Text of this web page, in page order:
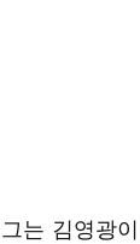
그는 김영광